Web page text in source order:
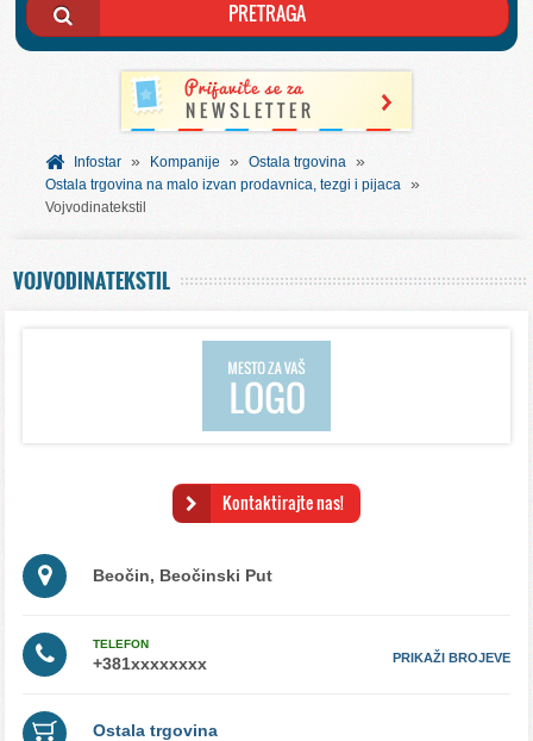
AKCIJE I KATALOZI
BESPLATNI VAUČERI
SVET INFORMACIJA
Infostar » Kompanije » Ostala trgovina »
Ostala trgovina na malo izvan prodavnica, tezgi i pijaca »
Vojvodinatekstil
VOJVODINATEKSTIL
Kontaktirajte nas!
Beočin, Beočinski Put
TELEFON
PRIKAŽI BROJEVE
Ostala trgovina